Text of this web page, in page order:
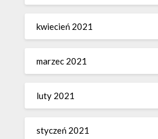
kwiecień 2021
marzec 2021
luty 2021
styczeń 2021